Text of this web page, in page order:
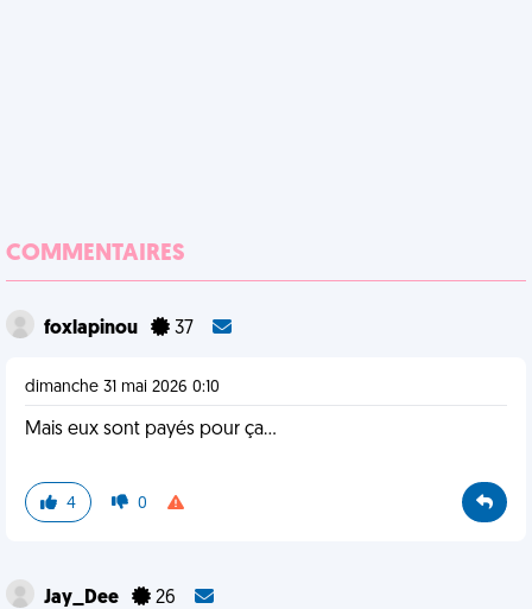
COMMENTAIRES
foxlapinou 37
dimanche 31 mai 2026 0:10
Mais eux sont payés pour ça…
4 0
Jay_Dee 26